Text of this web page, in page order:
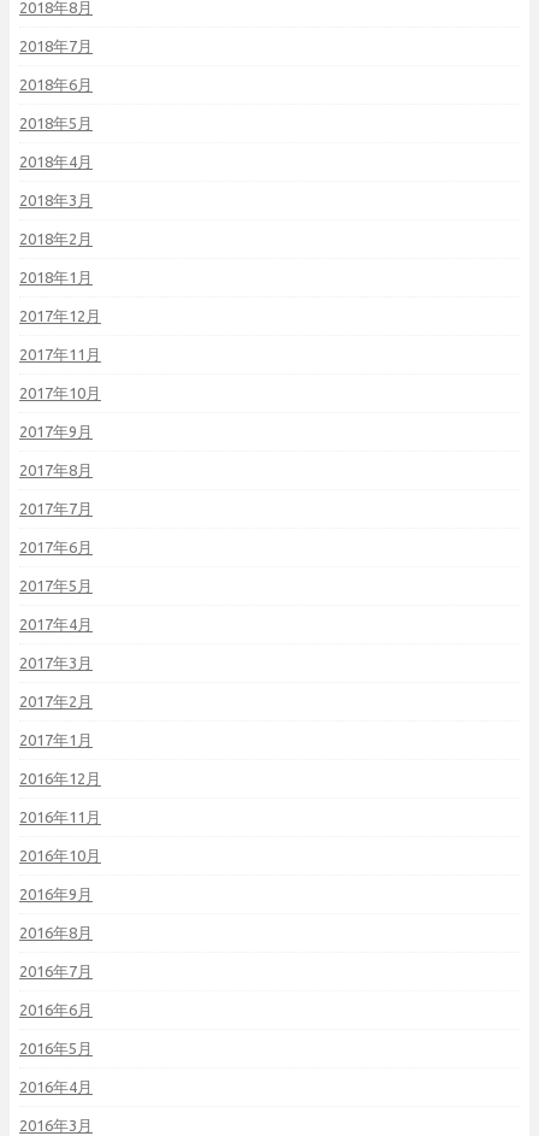
2018年8月
2018年7月
2018年6月
2018年5月
2018年4月
2018年3月
2018年2月
2018年1月
2017年12月
2017年11月
2017年10月
2017年9月
2017年8月
2017年7月
2017年6月
2017年5月
2017年4月
2017年3月
2017年2月
2017年1月
2016年12月
2016年11月
2016年10月
2016年9月
2016年8月
2016年7月
2016年6月
2016年5月
2016年4月
2016年3月